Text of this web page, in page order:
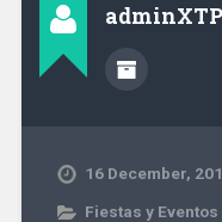
16 December,
Fiestas y Eventos